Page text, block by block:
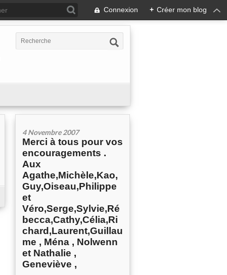
Connexion + Créer mon blog
4 Novembre 2007
Merci à tous pour vos
encouragements .
Aux
Agathe,Michèle,Kao,
Guy,Oiseau,Philippe
et
Véro,Serge,Sylvie,Ré
becca,Cathy,Célia,Ri
chard,Laurent,Guillau
me , Ména , Nolwenn
et Nathalie ,
Geneviève ,